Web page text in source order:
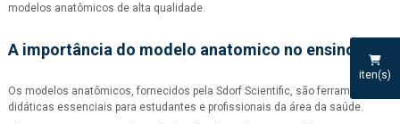
iten(s)
modelos anatômicos de alta qualidade.
A importância do modelo anatomico no ensino
Os modelos anatômicos, fornecidos pela Sdorf Scientific, são ferramentas
didáticas essenciais para estudantes e profissionais da área da saúde.